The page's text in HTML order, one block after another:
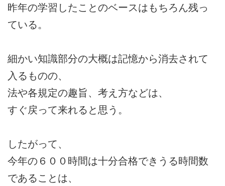
昨年の学習したことのベースはもちろん残っ
ている。
細かい知識部分の大概は記憶から消去されて
入るものの、
法や各規定の趣旨、考え方などは、
すぐ戻って来れると思う。
したがって、
今年の６００時間は十分合格できうる時間数
であることは、